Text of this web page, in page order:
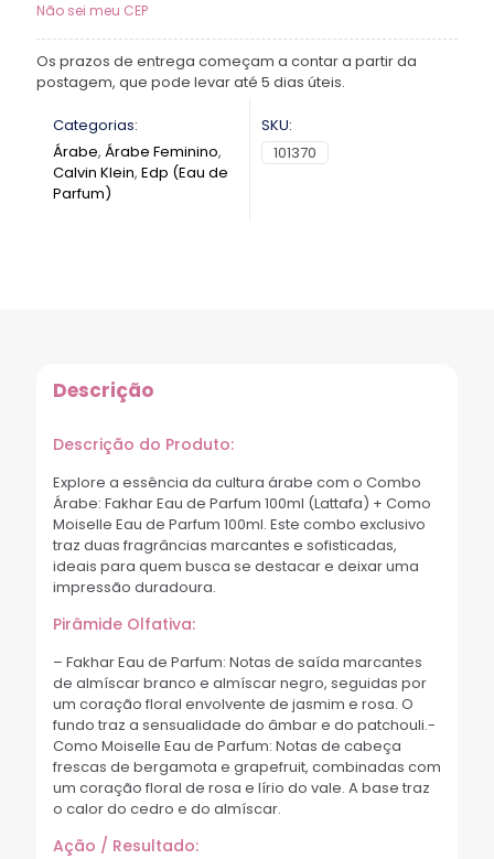
Não sei meu CEP
Os prazos de entrega começam a contar a partir da
postagem, que pode levar até 5 dias úteis.
Categorias:
Árabe, Árabe Feminino,
Calvin Klein, Edp (Eau de
Parfum)
SKU:
101370
Descrição
Descrição do Produto:
Explore a essência da cultura árabe com o Combo
Árabe: Fakhar Eau de Parfum 100ml (Lattafa) + Como
Moiselle Eau de Parfum 100ml. Este combo exclusivo
traz duas fragrâncias marcantes e sofisticadas,
ideais para quem busca se destacar e deixar uma
impressão duradoura.
Pirâmide Olfativa:
– Fakhar Eau de Parfum: Notas de saída marcantes
de almíscar branco e almíscar negro, seguidas por
um coração floral envolvente de jasmim e rosa. O
fundo traz a sensualidade do âmbar e do patchouli.-
Como Moiselle Eau de Parfum: Notas de cabeça
frescas de bergamota e grapefruit, combinadas com
um coração floral de rosa e lírio do vale. A base traz
o calor do cedro e do almíscar.
Ação / Resultado: